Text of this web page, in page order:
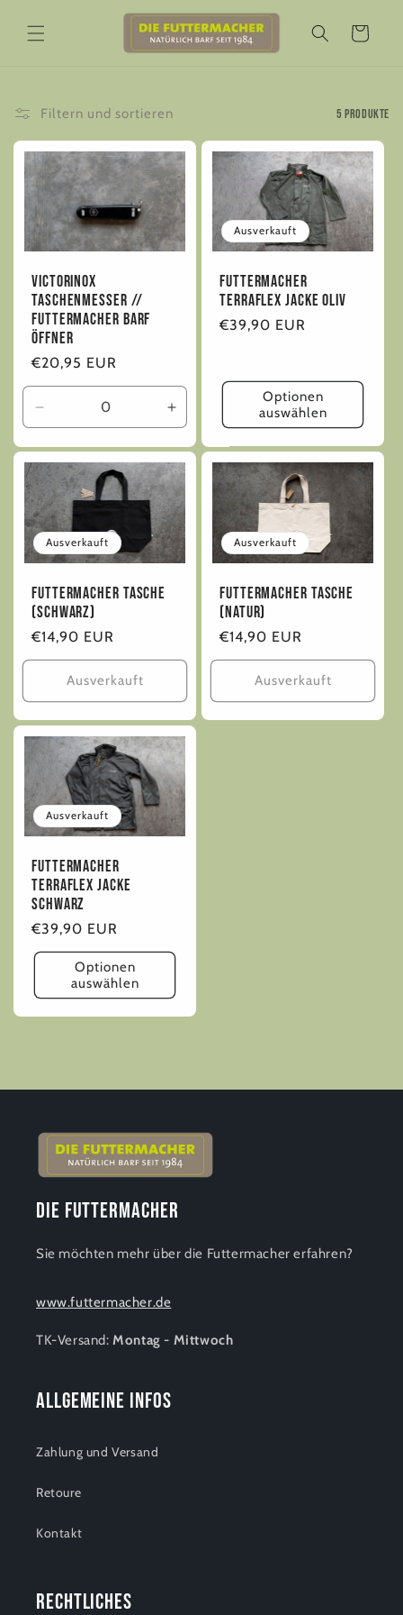
Inhalt
Warenkorb
Filtern und sortieren 5 Produkte
Victorinox
Taschenmesser //
Futtermacher Barf
Öffner
Normaler
Preis
€20,95 EUR
Verringere
die
Menge
für
Default
Title
Erhöhe
die
Menge
für
Default
Title
Ausverkauft
Futtermacher
Terraflex Jacke Oliv
Normaler
€39,90 EUR
Optionen
auswählen
Ausverkauft
Futtermacher Tasche
(Schwarz)
Normaler
Preis
€14,90 EUR
Ausverkauft
Ausverkauft
Futtermacher Tasche
(Natur)
Normaler
Preis
€14,90 EUR
Ausverkauft
Ausverkauft
Futtermacher
Terraflex Jacke
Schwarz
Normaler
Preis
€39,90 EUR
Optionen
auswählen
Die Futtermacher
Sie möchten mehr über die Futtermacher erfahren?
www.futtermacher.de
TK-Versand:Montag - Mittwoch
Allgemeine Infos
Zahlung und Versand
Retoure
Kontakt
Rechtliches